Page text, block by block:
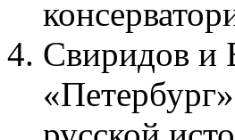
Свиридов и